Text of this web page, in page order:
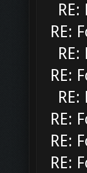
RE:
RE:
RE:
RE:
RE: